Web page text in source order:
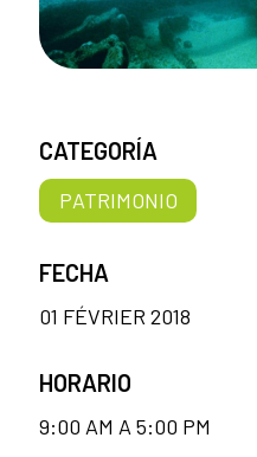
CATEGORÍA
PATRIMONIO
FECHA
01 FÉVRIER 2018
HORARIO
9:00 AM A 5:00 PM